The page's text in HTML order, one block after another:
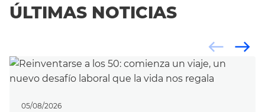
ÚLTIMAS NOTICIAS
05/08/2026
east
west